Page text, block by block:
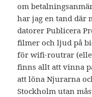
om
har jag en tand där
datorer Publicera
filmer och ljud på
för wifi-routrar
finns allt att vinna
att löna Njurarna
Stockholm utan